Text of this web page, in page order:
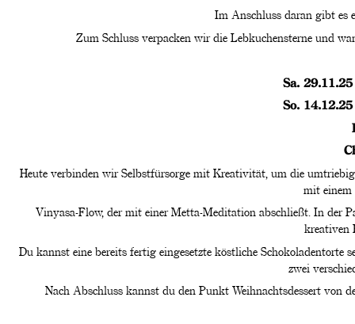
Im Anschluss daran gibt es
Zum Schluss verpacken wir die Lebkuchensterne und
Sa.
So.
Heute verbinden wir Selbstfürsorge mit Kreativität, um die
mit einem
Vinyasa-Flow, der mit einer Metta-Meditation abschließt. In der
kreativen
Du kannst eine bereits fertig eingesetzte köstliche Schokoladentorte
zwei
Nach Abschluss kannst du den Punkt Weihnachtsdessert von